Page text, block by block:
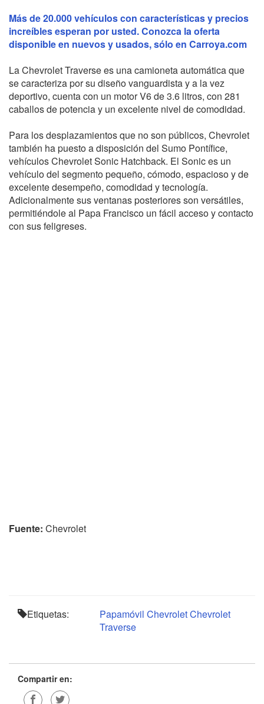
Más de 20.000 vehículos con características y precios
increíbles esperan por usted. Conozca la oferta
disponible en nuevos y usados, sólo en Carroya.com
La Chevrolet Traverse es una camioneta automática que
se caracteriza por su diseño vanguardista y a la vez
deportivo, cuenta con un motor V6 de 3.6 litros, con 281
caballos de potencia y un excelente nivel de comodidad.
Para los desplazamientos que no son públicos, Chevrolet
también ha puesto a disposición del Sumo Pontífice,
vehículos Chevrolet Sonic Hatchback. El Sonic es un
vehículo del segmento pequeño, cómodo, espacioso y de
excelente desempeño, comodidad y tecnología.
Adicionalmente sus ventanas posteriores son versátiles,
permitiéndole al Papa Francisco un fácil acceso y contacto
con sus feligreses.
Fuente: Chevrolet
Etiquetas: Papamóvil ChevroletChevrolet
Traverse
Compartir en: